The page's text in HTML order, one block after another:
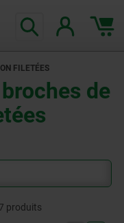
FILETÉES
de
produits